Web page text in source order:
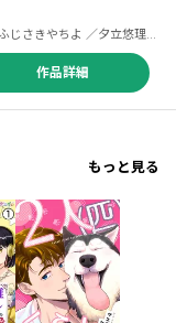
作品詳細
もっと見る